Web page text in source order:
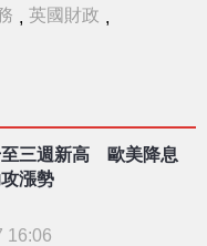
, 英國財政 ,
三週新高 歐美降息
漲勢
16:06